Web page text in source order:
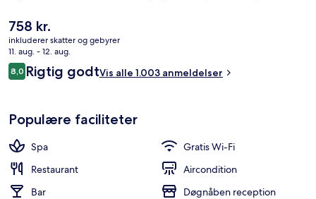
Den
nuværende
pris
er
758 kr.
758 kr.
inkluderer skatter og gebyrer
11. aug. - 12. aug.
Anmeldelser
8,08,0 ud af 10.
Rigtig godtVis alle 1.003 anmeldelser
Populære faciliteter
Spa
Gratis Wi-Fi
Restaurant
Aircondition
Bar
Døgnåben reception